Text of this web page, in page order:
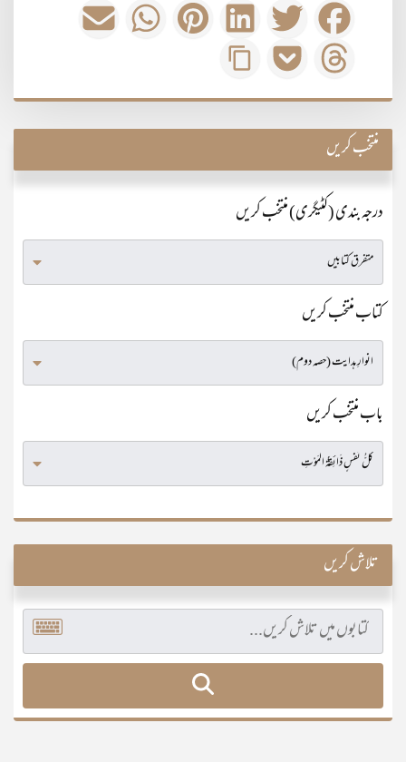
منتخب کریں
درجہ بندی (کٹیگری) منتخب کریں
کتاب منتخب کریں
باب منتخب کریں
تلاش کریں